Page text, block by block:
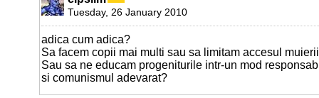
Tuesday, 26 January 2010
adica cum adica?
Sa facem copii mai multi sau sa limitam accesul
Sau sa ne educam progeniturile intr-un mod
si comunismul adevarat?